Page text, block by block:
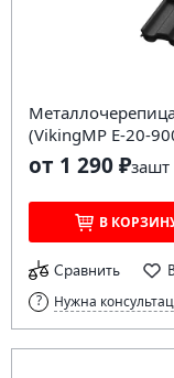
(VikingMP E-20-
от 1 290 ₽зашт
В
Сравнить
Нужна